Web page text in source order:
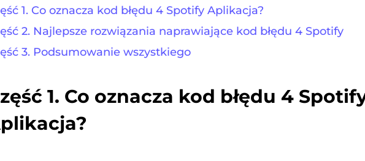
1. Co oznacza kod błędu 4 Spotify Aplikacja?
2. Najlepsze rozwiązania naprawiające kod błędu 4 Spotify
3. Podsumowanie wszystkiego
1. Co oznacza kod błędu 4